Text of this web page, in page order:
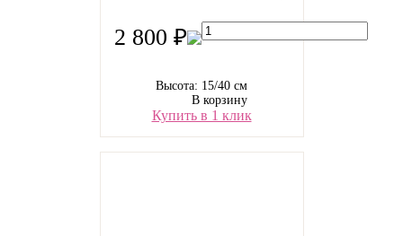
2 800 ₽
Высота: 15/40 см
В корзину
Купить в 1 клик